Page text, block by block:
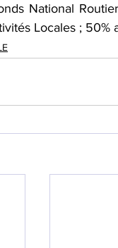
National
Locales ; 50%